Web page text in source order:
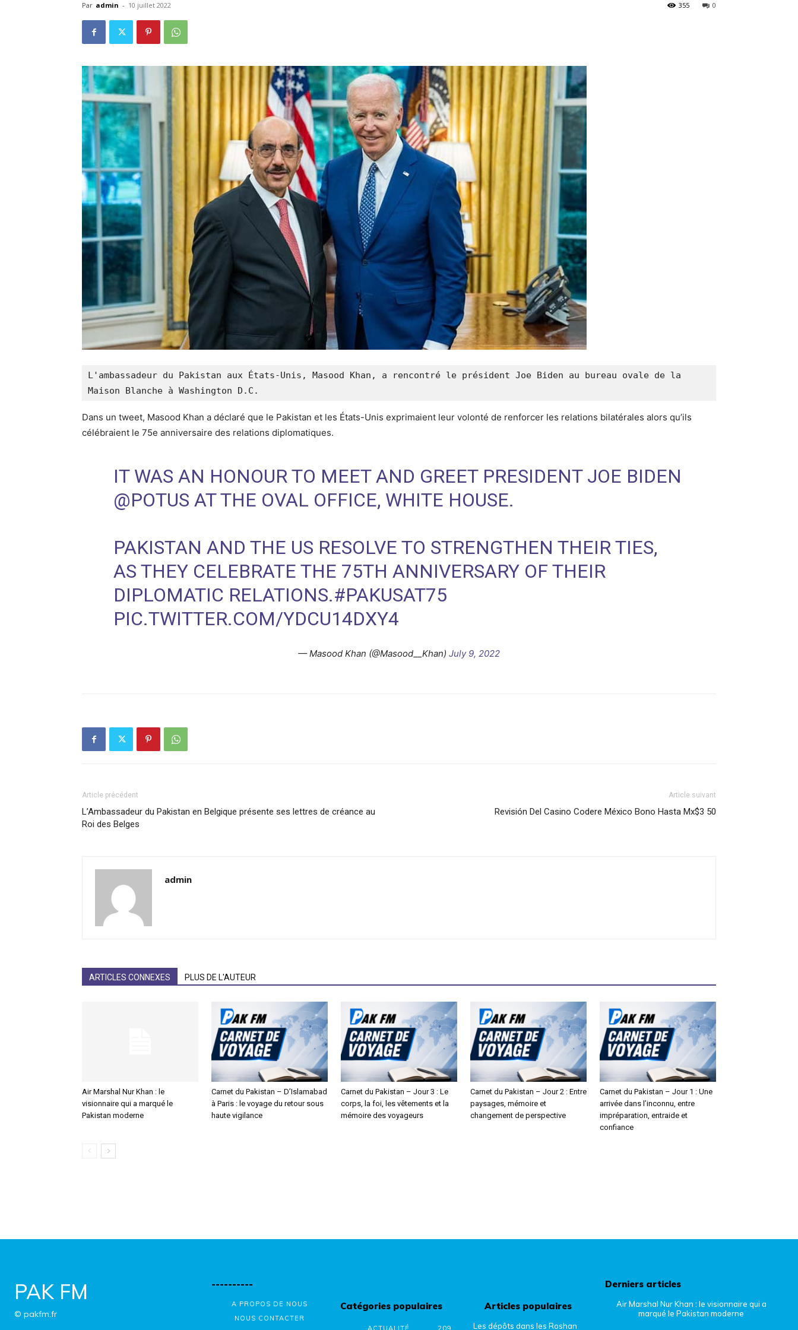
Par admin - 10 juillet 2022 0
355
L'ambassadeur du Pakistan aux États-Unis, Masood Khan, a rencontré le président Joe Biden au bureau ovale de la
Maison Blanche à Washington D.C.
Dans un tweet, Masood Khan a déclaré que le Pakistan et les États-Unis exprimaient leur volonté de renforcer les relations bilatérales alors qu’ils
célébraient le 75e anniversaire des relations diplomatiques.
IT WAS AN HONOUR TO MEET AND GREET PRESIDENT JOE BIDEN
@POTUS AT THE OVAL OFFICE, WHITE HOUSE.
PAKISTAN AND THE US RESOLVE TO STRENGTHEN THEIR TIES,
AS THEY CELEBRATE THE 75TH ANNIVERSARY OF THEIR
DIPLOMATIC RELATIONS.#PAKUSAT75
PIC.TWITTER.COM/YDCU14DXY4
— Masood Khan (@Masood__Khan) July 9, 2022
Article précédent
L’Ambassadeur du Pakistan en Belgique présente ses lettres de créance au
Roi des Belges
Article suivant
Revisión Del Casino Codere México Bono Hasta Mx$3 50
admin
ARTICLES CONNEXES PLUS DE L'AUTEUR
Air Marshal Nur Khan : le
visionnaire qui a marqué le
Pakistan moderne
Carnet du Pakistan – D’Islamabad
à Paris : le voyage du retour sous
haute vigilance
Carnet du Pakistan – Jour 3 : Le
corps, la foi, les vêtements et la
mémoire des voyageurs
Carnet du Pakistan – Jour 2 : Entre
paysages, mémoire et
changement de perspective
Carnet du Pakistan – Jour 1 : Une
arrivée dans l’inconnu, entre
impréparation, entraide et
confiance
PAK FM
© pakfm.fr
----------
A PROPOS DE NOUS
NOUS CONTACTER
Catégories populaires
ACTUALITÉ 209
Articles populaires
Les dépôts dans les Roshan
Derniers articles
Air Marshal Nur Khan : le visionnaire qui a
marqué le Pakistan moderne